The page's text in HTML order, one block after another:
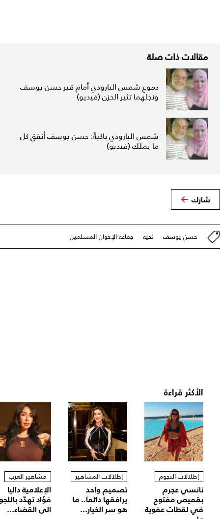
مقالات ذات صلة
دموع شمس البارودي أمام قبر حسن يوسف
ونجلهما تثير الحزن (فيديو)
شمس البارودي باكيةً: حسن يوسف أنفق كل
ما يملك (فيديو)
شارك
حسن يوسف لحية جماعة الإخوان المسلمين
الأكثر قراءة
إطلالات النجوم
نانسي عجرم
بقميص مفتوح
في لقطات عفوية
إطلالات المشاهير
تصميم واحد
يرافقها دائماً.. ما
هو سر الخيار...
مشاهير العرب
الإعلامية داليا
فؤاد تهدّد
الى القضاء...